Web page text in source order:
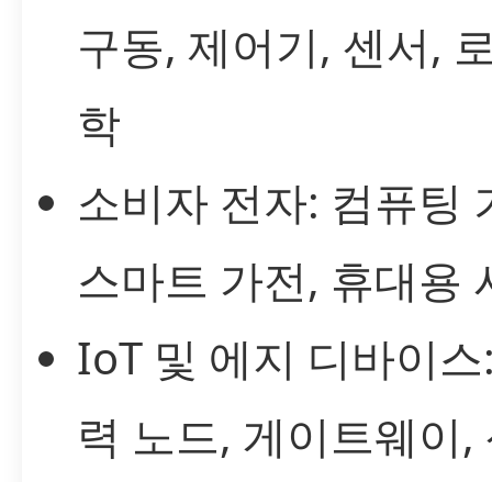
구동, 제어기, 센서,
학
소비자 전자: 컴퓨팅
스마트 가전, 휴대용
IoT 및 에지 디바이
력 노드, 게이트웨이,